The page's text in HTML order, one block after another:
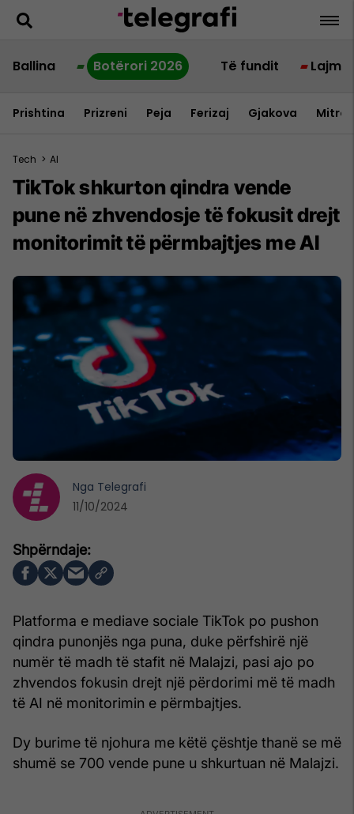
Ballina Botërori 2026 Të fundit Lajme
Prishtina Prizreni Peja Ferizaj Gjakova
Tech > AI
TikTok shkurton qindra vende
pune në zhvendosje të fokusit drejt
monitorimit të përmbajtjes me AI
Platforma e mediave sociale TikTok po pushon
qindra punonjës nga puna, duke përfshirë një
numër të madh të stafit në Malajzi, pasi ajo po
zhvendos fokusin drejt një përdorimi më të madh
të AI në monitorimin e përmbajtjes.
Dy burime të njohura me këtë çështje thanë se më
shumë se 700 vende pune u shkurtuan në Malajzi.
Nga Telegrafi
11/10/2024